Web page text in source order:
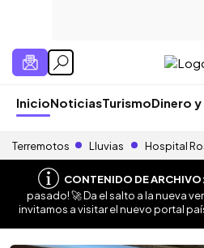
InicioNoticiasTurismoDinero
Terremotos Lluvias Hospital
CONTENIDO DE ARCHIVO:
pasado! 🚀 Da el salto a la nueva
invitamos a visitar el nuevo portal